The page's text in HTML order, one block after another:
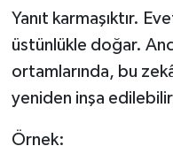
Yanıt karmaşıktır.
üstünlükle doğar.
ortamlarında, bu
yeniden inşa
Örnek: